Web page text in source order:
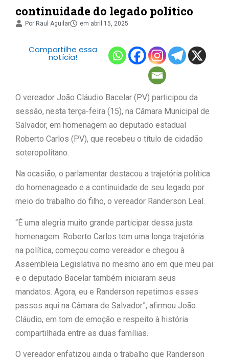
continuidade do legado político
Por Raul Aguilar em abril 15, 2025
Compartilhe essa
notícia!
O vereador João Cláudio Bacelar (PV) participou da
sessão, nesta terça-feira (15), na Câmara Municipal de
Salvador, em homenagem ao deputado estadual
Roberto Carlos (PV), que recebeu o título de cidadão
soteropolitano.
Na ocasião, o parlamentar destacou a trajetória política
do homenageado e a continuidade de seu legado por
meio do trabalho do filho, o vereador Randerson Leal.
“É uma alegria muito grande participar dessa justa
homenagem. Roberto Carlos tem uma longa trajetória
na política, começou como vereador e chegou à
Assembleia Legislativa no mesmo ano em que meu pai
e o deputado Bacelar também iniciaram seus
mandatos. Agora, eu e Randerson repetimos esses
passos aqui na Câmara de Salvador”, afirmou João
Cláudio, em tom de emoção e respeito à história
compartilhada entre as duas famílias.
O vereador enfatizou ainda o trabalho que Randerson